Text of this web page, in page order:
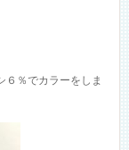
６％でカラーをしま